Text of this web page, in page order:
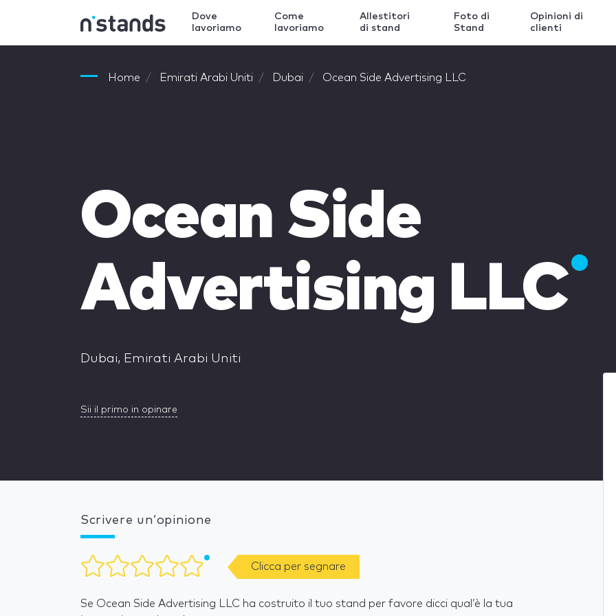
Dove
lavoriamo
Come
lavoriamo
Allestitori
di stand
Foto di
Stand
Opinioni di
clienti
Home Emirati Arabi Uniti Dubai Ocean Side Advertising LLC
Ocean Side
Advertising LLC
Dubai, Emirati Arabi Uniti
Sii il primo in opinare
Scrivere un’opinione
Clicca per segnare
Se Ocean Side Advertising LLC ha costruito il tuo stand per favore dicci qual’è la tua